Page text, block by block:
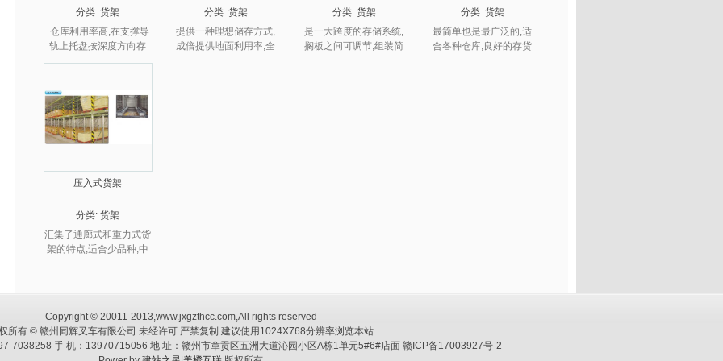
分类: 货架
仓库利用率高,在支撑导
轨上托盘按深度方向存
放,高密度储存,加快存取
品种货物,量大捡选性不
强的一般情况...
分类: 货架
提供一种理想储存方式,
成倍提供地面利用率,全
分类: 货架
是一大跨度的存储系统,
搁板之间可调节,组装简
分类: 货架
最简单也是最广泛的,适
合各种仓库,良好的存货
压入式货架
分类: 货架
汇集了通廊式和重力式货
架的特点,适合少品种,中
Copyright © 20011-2013,www.jxgzthcc.com,All rights reserved
所有 © 赣州同辉叉车有限公司 未经许可 严禁复制 建议使用1024X768分辨率浏览本站
7038258 手 机：13970715056 地 址：赣州市章贡区五洲大道沁园小区A栋1单元5#6#店面 赣ICP备17003927号-2